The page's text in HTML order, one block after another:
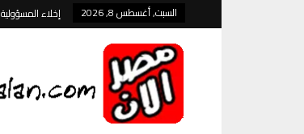
السبت, أغسطس 8, 2026 إخلاء المسؤولية